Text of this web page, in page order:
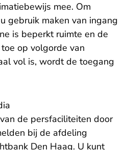
mee. Om
gebruik maken van ingang
is beperkt ruimte en de
op volgorde van
vol is, wordt de toegang
de persfaciliteiten door
bij de afdeling
Den Haag. U kunt